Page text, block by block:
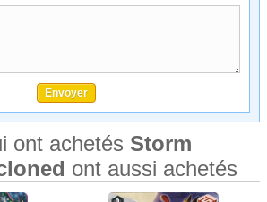
ont achetés Storm
ont aussi achetés